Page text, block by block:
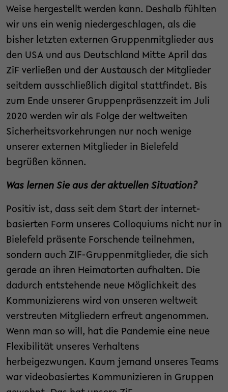
Weise hergestellt werden kann. Deshalb fühlten
wir uns ein wenig niedergeschlagen, als die
bisher letzten externen Gruppenmitglieder aus
den USA und aus Deutschland Mitte April das
ZiF verließen und der Austausch der Mitglieder
seitdem ausschließlich digital stattfindet. Bis
zum Ende unserer Gruppenpräsenzzeit im Juli
2020 werden wir als Folge der weltweiten
Sicherheitsvorkehrungen nur noch wenige
unserer externen Mitglieder in Bielefeld
begrüßen können.
Was lernen Sie aus der aktuellen Situation?
Positiv ist, dass seit dem Start der internet-
basierten Form unseres Colloquiums nicht nur in
Bielefeld präsente Forschende teilnehmen,
sondern auch ZIF-Gruppenmitglieder, die sich
gerade an ihren Heimatorten aufhalten. Die
dadurch entstehende neue Möglichkeit des
Kommunizierens wird von unseren weltweit
verstreuten Mitgliedern erfreut angenommen.
Wenn man so will, hat die Pandemie eine neue
Flexibilität unseres Verhaltens
herbeigezwungen. Kaum jemand unseres Teams
war videobasiertes Kommunizieren in Gruppen